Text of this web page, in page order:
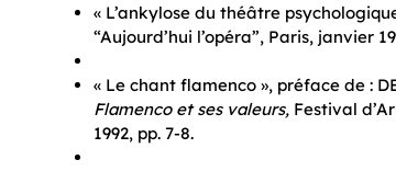
« L’ankylose du théâtre
“Aujourd’hui l’opéra”, Paris, janvier
« Le chant flamenco », préface de :
Flamenco et ses valeurs, Festival
1992, pp. 7-8.